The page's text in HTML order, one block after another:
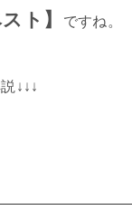
ト】 ですね。
↓↓↓